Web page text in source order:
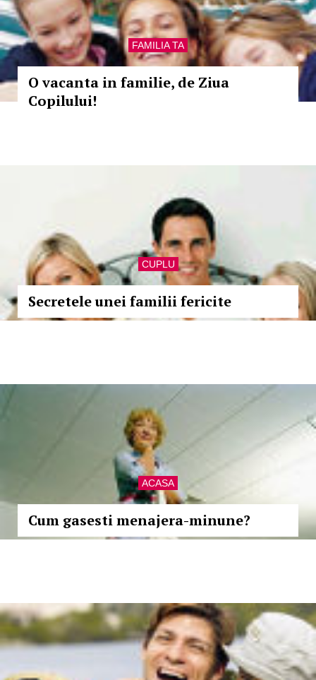
FAMILIA TA
O vacanta in familie, de Ziua
Copilului!
CUPLU
Secretele unei familii fericite
ACASA
Cum gasesti menajera-minune?